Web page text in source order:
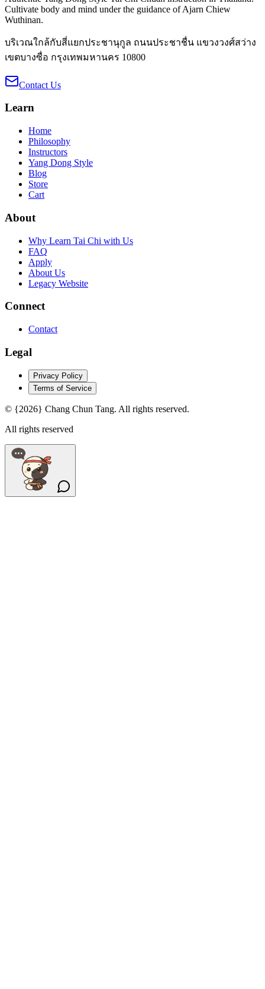
Cultivate body and mind under the guidance of Ajarn Chiew
Wuthinan.
บริเวณใกล้กับสี่แยกประชานุกูล ถนนประชาชื่น แขวงวงศ์สว่าง
เขตบางซื่อ กรุงเทพมหานคร 10800
Contact Us
Learn
Home
Philosophy
Instructors
Yang Dong Style
Blog
Store
Cart
About
Why Learn Tai Chi with Us
FAQ
Apply
About Us
Legacy Website
Connect
Contact
Legal
Privacy Policy
Terms of Service
© {2026} Chang Chun Tang. All rights reserved.
All rights reserved